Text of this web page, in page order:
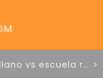
lasallano vs escuela roca zona platino 17 de mayo de 2026